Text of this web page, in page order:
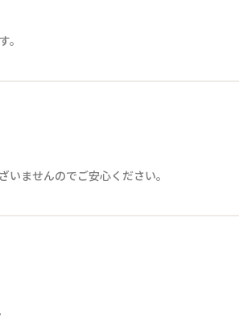
ませんのでご安心ください。